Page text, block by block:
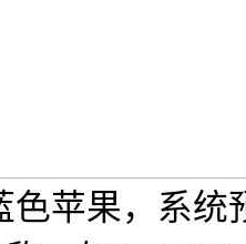
色苹果，系